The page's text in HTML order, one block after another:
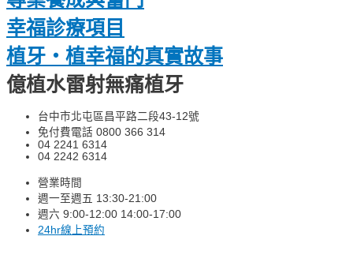
幸福診療項⽬
植牙・植幸福的真實故事
億植⽔雷射無痛植牙
台中市北屯區昌平路二段43-12號
免付費電話 0800 366 314
04 2241 6314
04 2242 6314
營業時間
週一至週五 13:30-21:00
週六 9:00-12:00 14:00-17:00
24hr線上預約